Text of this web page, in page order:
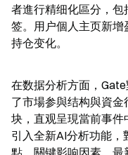
者進行精细化區分，
签。用户個人主页新
持仓变化。
在数据分析方面，
了市場参與结构與資
块，直观呈現當前事
引入全新AI分析功能
點、關键影响因素、最